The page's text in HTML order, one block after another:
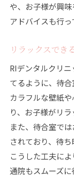
や、お子様が興
アドバイスも行っ
リラックスでき
RIデンタルクリ
てるように、待合
カラフルな壁紙
り、お子様がリ
また、待合室で
されており、待
こうした工夫に
通院もスムーズに